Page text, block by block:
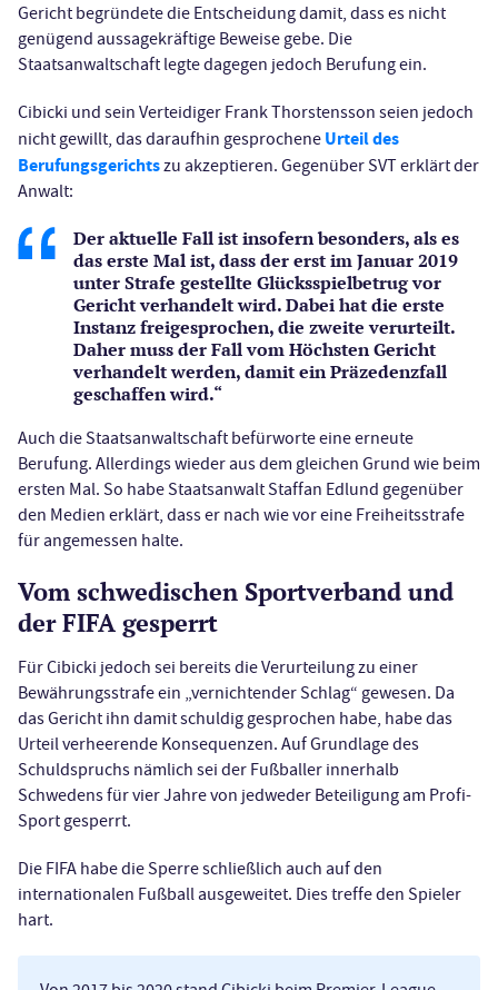
Gericht begründete die Entscheidung damit, dass es nicht
genügend aussagekräftige Beweise gebe. Die
Staatsanwaltschaft legte dagegen jedoch Berufung ein.
Cibicki und sein Verteidiger Frank Thorstensson seien jedoch
nicht gewillt, das daraufhin gesprochene Urteil des
Berufungsgerichtszu akzeptieren. Gegenüber SVT erklärt der
Anwalt:
Der aktuelle Fall ist insofern besonders, als es
das erste Mal ist, dass der erst im Januar 2019
unter Strafe gestellte Glücksspielbetrug vor
Gericht verhandelt wird. Dabei hat die erste
Instanz freigesprochen, die zweite verurteilt.
Daher muss der Fall vom Höchsten Gericht
verhandelt werden, damit ein Präzedenzfall
geschaffen wird.“
Auch die Staatsanwaltschaft befürworte eine erneute
Berufung. Allerdings wieder aus dem gleichen Grund wie beim
ersten Mal. So habe Staatsanwalt Staffan Edlund gegenüber
den Medien erklärt, dass er nach wie vor eine Freiheitsstrafe
für angemessen halte.
Vom schwedischen Sportverband und
der FIFA gesperrt
Für Cibicki jedoch sei bereits die Verurteilung zu einer
Bewährungsstrafe ein „vernichtender Schlag“ gewesen. Da
das Gericht ihn damit schuldig gesprochen habe, habe das
Urteil verheerende Konsequenzen. Auf Grundlage des
Schuldspruchs nämlich sei der Fußballer innerhalb
Schwedens für vier Jahre von jedweder Beteiligung am Profi-
Sport gesperrt.
Die FIFA habe die Sperre schließlich auch auf den
internationalen Fußball ausgeweitet. Dies treffe den Spieler
hart.